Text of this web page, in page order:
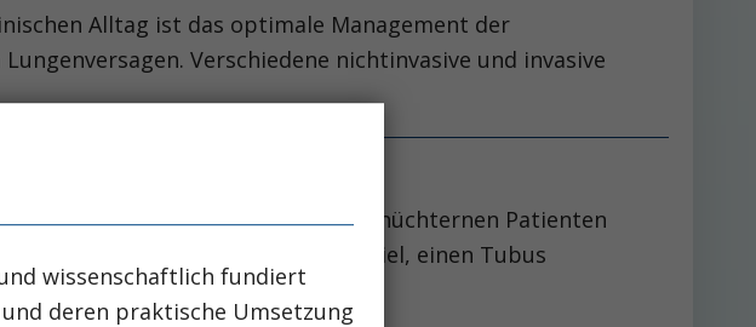
Alltag ist das optimale Management der
Verschiedene nichtinvasive und invasive
mit vielen Fallgruben!
Intubationsvorgang beim nicht-nüchternen Patienten
und Muskelrelaxans mit dem Ziel, einen Tubus
wissenschaftlich fundiert
deren praktische Umsetzung